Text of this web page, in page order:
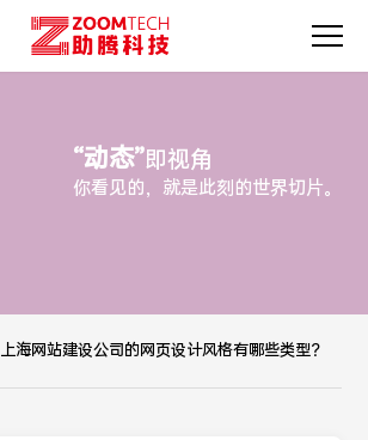
“动态”即视角
你看见的，就是此刻的世界切片。
上海网站建设公司的网页设计风格有哪些类型？